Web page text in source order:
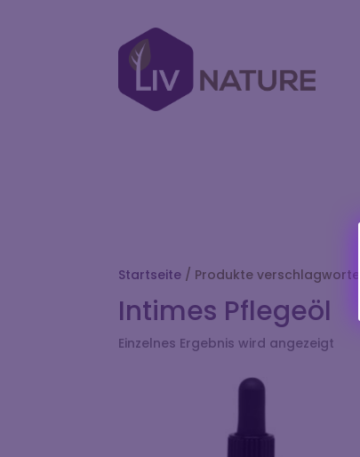
Startseite/ Produkte
Intimes Pflegeöl
Einzelnes Ergebnis wird angezeigt